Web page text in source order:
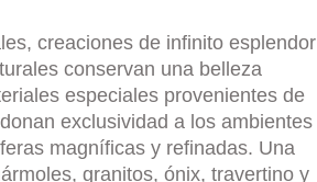
creaciones de infinito esplendor
conservan una belleza
especiales provenientes de
exclusividad a los ambientes
magníficas y refinadas. Una
granitos, ónix, travertino y